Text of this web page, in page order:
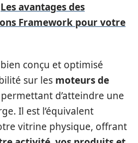
Les avantages des
Framework pour votre
bien conçu et optimisé
sur les moteurs de
d’atteindre une
Il est l’équivalent
vitrine physique, offrant